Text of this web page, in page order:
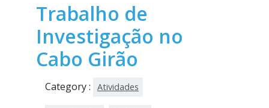
Trabalho de
Investigação no
Cabo Girão
Category : Atividades